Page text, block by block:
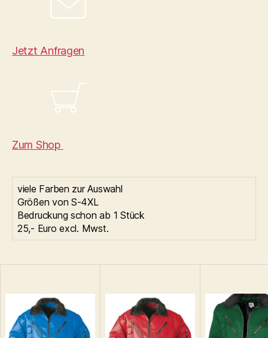
Jetzt Anfragen
Zum Shop
viele Farben zur Auswahl
Größen von S-4XL
Bedruckung schon ab 1 Stück
25,- Euro excl. Mwst.